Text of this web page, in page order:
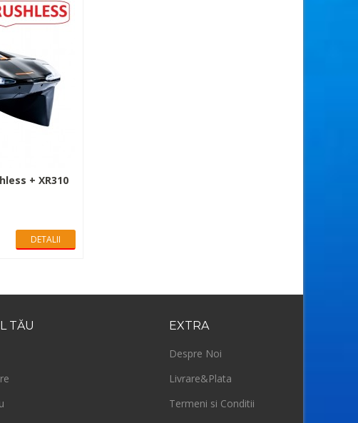
+ XR310
DETALII
TĂU EXTRA
Despre Noi
Livrare&Plata
Termeni si Conditii